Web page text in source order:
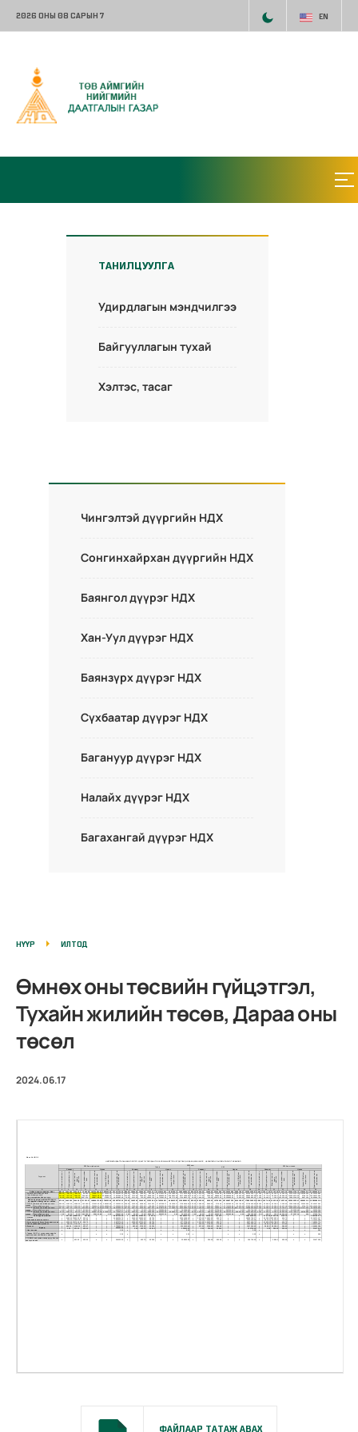
2026 ОНЫ 08 САРЫН 7 EN
ТАНИЛЦУУЛГА
Удирдлагын мэндчилгээ
Байгууллагын тухай
Хэлтэс, тасаг
Чингэлтэй дүүргийн НДХ
Сонгинхайрхан дүүргийн НДХ
Баянгол дүүрэг НДХ
Хан-Уул дүүрэг НДХ
Баянзүрх дүүрэг НДХ
Сүхбаатар дүүрэг НДХ
Багануур дүүрэг НДХ
Налайх дүүрэг НДХ
Багахангай дүүрэг НДХ
НҮҮР ИЛТОД
Өмнөх оны төсвийн гүйцэтгэл,
Тухайн жилийн төсөв, Дараа оны
төсөл
2024.06.17
ФАЙЛААР ТАТАЖ АВАХ